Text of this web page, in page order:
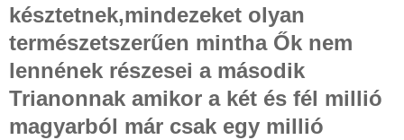
késztetnek,mindezeket olyan
természetszerűen mintha Ők nem
lennének részesei a második
Trianonnak amikor a két és fél millió
magyarból már csak egy millió